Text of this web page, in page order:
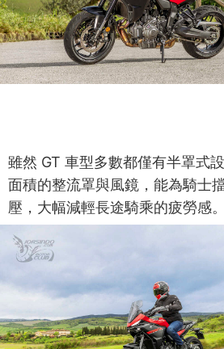
雖然 GT 車型多數都僅有半罩式
面積的整流罩與風鏡，能為騎士
壓，大幅減輕長途騎乘的疲勞感。